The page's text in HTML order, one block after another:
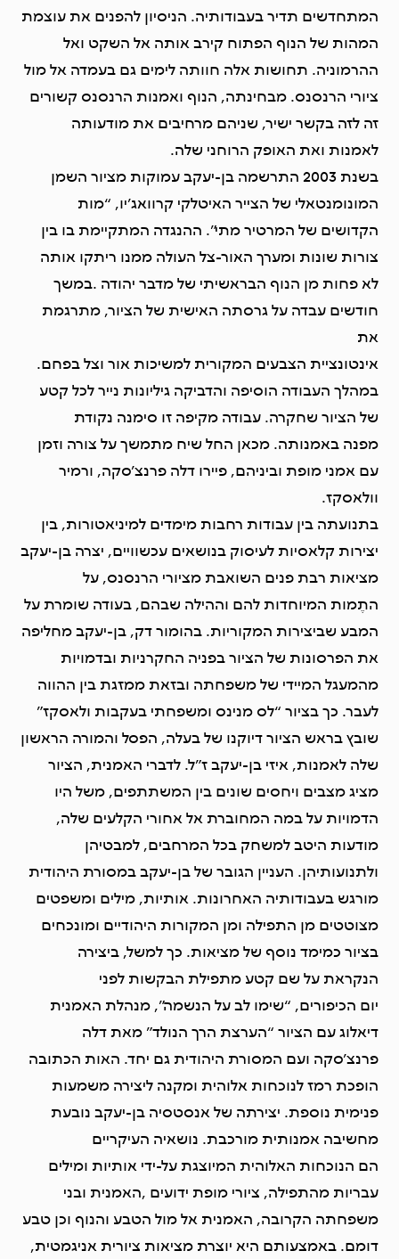
המתחדשים תדיר בעבודותיה. הניסיון להפנים את עוצמת
המהות של הנוף הפתוח קירב אותה אל השקט ואל
ההרמוניה. תחושות אלה חוותה לימים גם בעמדה אל מול
ציורי הרנסנס. מבחינתה, הנוף ואמנות הרנסנס קשורים
זה לזה בקשר ישיר, שניהם מרחיבים את מודעותה
לאמנות ואת האופק הרוחני שלה.
בשנת 2003 התרשמה בן-יעקב עמוקות מציור השמן
המונומנטאלי של הצייר האיטלקי קרוואג’יו, “מות
הקדושים של המרטיר מתי”. ההנגדה המתקיימת בו בין
צורות שונות ומערך האור-צל העולה ממנו ריתקו אותה
לא פחות מן הנוף הבראשיתי של מדבר יהודה .במשך
חודשים עבדה על גרסתה האישית של הציור, מתרגמת
את
אינטונציית הצבעים המקורית למשיכות אור וצל בפחם.
במהלך העבודה הוסיפה והדביקה גיליונות נייר לכל קטע
של הציור שחקרה. עבודה מקיפה זו סימנה נקודת
מפנה באמנותה. מכאן החל שיח מתמשך על צורה וזמן
עם אמני מופת וביניהם, פיירו דלה פרנצ’סקה, ורמיר
וולאסקז.
בתנועתה בין עבודות רחבות מימדים למיניאטורות, בין
יצירות קלאסיות לעיסוק בנושאים עכשוויים, יצרה בן-יעקב
מציאות רבת פנים השואבת מציורי הרנסנס, על
התֶמות המיוחדות להם וההילה שבהם, בעודה שומרת על
המבע שביצירות המקוריות. בהומור דק, בן-יעקב מחליפה
את הפרסונות של הציור בפניה החקרניות ובדמויות
מהמעגל המיידי של משפחתה ובזאת ממזגת בין ההווה
לעבר. כך בציור “לס מנינס ומשפחתי בעקבות ולאסקז”
שובץ בראש הציור דיוקנו של בעלה, הפסל והמורה הראשון
שלה לאמנות, איזי בן-יעקב ז”ל. לדברי האמנית, הציור
מציג מצבים ויחסים שונים בין המשתתפים, משל היו
הדמויות על במה המחוברת אל אחורי הקלעים שלה,
מודעות היטב למשחק בכל המרחבים, למבטיהן
ולתנועותיהן. העניין הגובר של בן-יעקב במסורת היהודית
מורגש בעבודותיה האחרונות. אותיות, מילים ומשפטים
מצוטטים מן התפילה ומן המקורות היהודיים ומונכחים
בציור כמימד נוסף של מציאות. כך למשל, ביצירה
הנקראת על שם קטע מתפילת הבקשות לפני
יום הכיפורים, “שימו לב על הנשמה”, מנהלת האמנית
דיאלוג עם הציור “הערצת הרך הנולד” מאת דלה
פרנצ’סקה ועם המסורת היהודית גם יחד. האות הכתובה
הופכת רמז לנוכחות אלוהית ומקנה ליצירה משמעות
פנימית נוספת. יצירתה של אנסטסיה בן-יעקב נובעת
מחשיבה אמנותית מורכבת. נושאיה העיקריים
הם הנוכחות האלוהית המיוצגת על-ידי אותיות ומילים
עבריות מהתפילה, ציורי מופת ידועים ,האמנית ובני
משפחתה הקרובה, האמנית אל מול הטבע והנוף וכן טבע
דומם. באמצעותם היא יוצרת מציאות ציורית אניגמטית,